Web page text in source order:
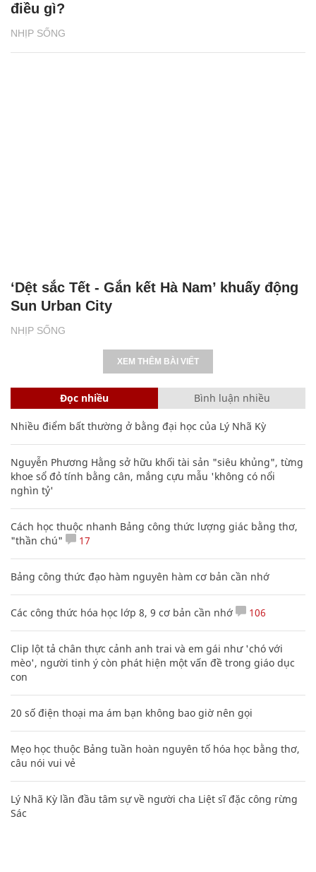
NHỊP SỐNG
điều gì?
NHỊP SỐNG
‘Dệt sắc Tết - Gắn kết Hà Nam’ khuấy động
Sun Urban City
XEM THÊM BÀI VIẾT
Đọc nhiều Bình luận nhiều
Nhiều điểm bất thường ở bằng đại học của Lý Nhã Kỳ
Nguyễn Phương Hằng sở hữu khối tài sản "siêu khủng", từng
khoe sổ đỏ tính bằng cân, mắng cựu mẫu 'không có nổi
nghìn tỷ'
Cách học thuộc nhanh Bảng công thức lượng giác bằng thơ,
"thần chú"
17
Bảng công thức đạo hàm nguyên hàm cơ bản cần nhớ
Các công thức hóa học lớp 8, 9 cơ bản cần nhớ 106
Clip lột tả chân thực cảnh anh trai và em gái như 'chó với
mèo', người tinh ý còn phát hiện một vấn đề trong giáo dục
con
20 số điện thoại ma ám bạn không bao giờ nên gọi
Mẹo học thuộc Bảng tuần hoàn nguyên tố hóa học bằng thơ,
câu nói vui vẻ
Lý Nhã Kỳ lần đầu tâm sự về người cha Liệt sĩ đặc công rừng
Sác